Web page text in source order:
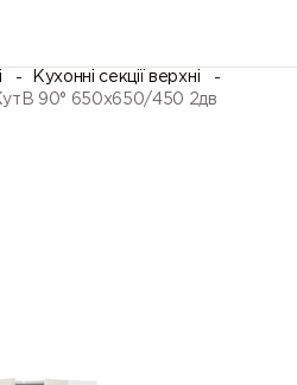
Кухонні секції верхні
90° 650х650/450 2дв